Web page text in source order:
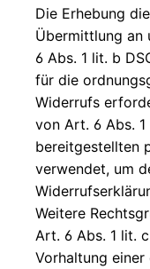
Die Erhebung
Übermittlung an
6 Abs. 1 lit. b
für die
Widerrufs
von Art. 6 Abs.
bereitgestellten
verwendet, um
Weitere
Art. 6 Abs. 1 lit.
Vorhaltung